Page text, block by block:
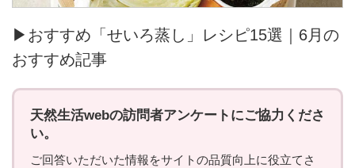
▶おすすめ「せいろ蒸し」レシピ15選｜6月の
おすすめ記事